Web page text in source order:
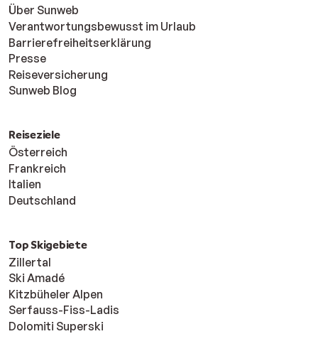
Über Sunweb
Verantwortungsbewusst im Urlaub
Barrierefreiheitserklärung
Presse
Reiseversicherung
Sunweb Blog
Reiseziele
Österreich
Frankreich
Italien
Deutschland
Top Skigebiete
Zillertal
Ski Amadé
Kitzbüheler Alpen
Serfauss-Fiss-Ladis
Dolomiti Superski